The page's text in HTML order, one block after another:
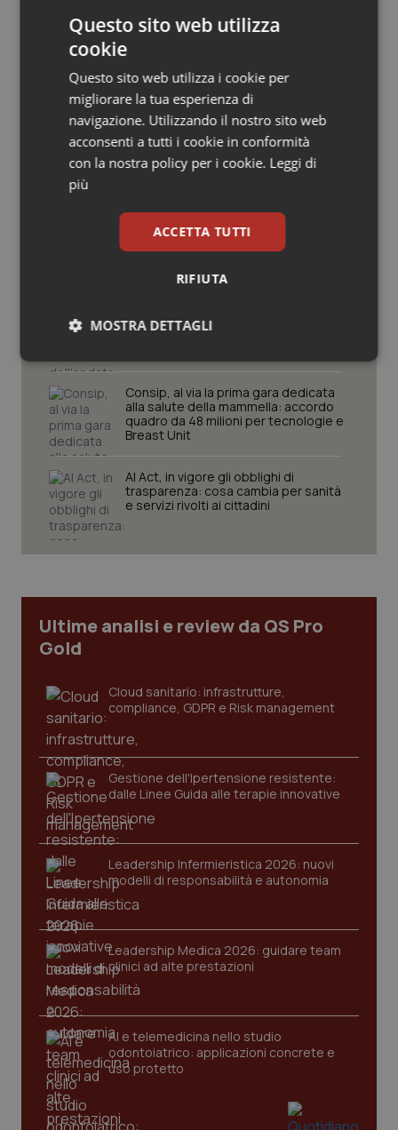
Salute orale & impianti
Sangue & coagulazione
Tiroide
Tumore al seno
Tumori del Polmone & Testa Collo
Vaccini
Potrebbe interessarti in
Cronache
Caldo, mini tregua solo al Nord. Anche
domenica 9 agosto 19 città da bollino
rosso
dell’ondata: il 7 agosto restano 26
città da bollino rosso, l’8 scendono a
Consip, al via la prima gara dedicata
alla salute della mammella: accordo
quadro da 48 milioni per tecnologie e
Breast Unit
AI Act, in vigore gli obblighi di
trasparenza: cosa cambia per sanità
e servizi rivolti ai cittadini
Ultime analisi e review da QS Pro
Gold
Cloud sanitario: infrastrutture,
compliance, GDPR e Risk management
Gestione dell'Ipertensione resistente:
dalle Linee Guida alle terapie innovative
Leadership Infermieristica 2026: nuovi
modelli di responsabilità e autonomia
Leadership Medica 2026: guidare team
clinici ad alte prestazioni
AI e telemedicina nello studio
odontoiatrico: applicazioni concrete e
uso protetto
Questo sito web utilizza
cookie
Questo sito web utilizza i cookie per
migliorare la tua esperienza di
navigazione. Utilizzando il nostro sito web
acconsenti a tutti i cookie in conformità
con la nostra policy per i cookie. Leggi di
più
ACCETTA TUTTI
RIFIUTA
MOSTRA DETTAGLI
Necessari Statistici Marketing
Necessari Statistici Marketing
I cookie necessari contribuiscono a rendere fruibile il
sito web abilitandone funzionalità di base quali la
VISITOR_PRIVACY_METADATA
YouTube
www.quotidianosanita.it